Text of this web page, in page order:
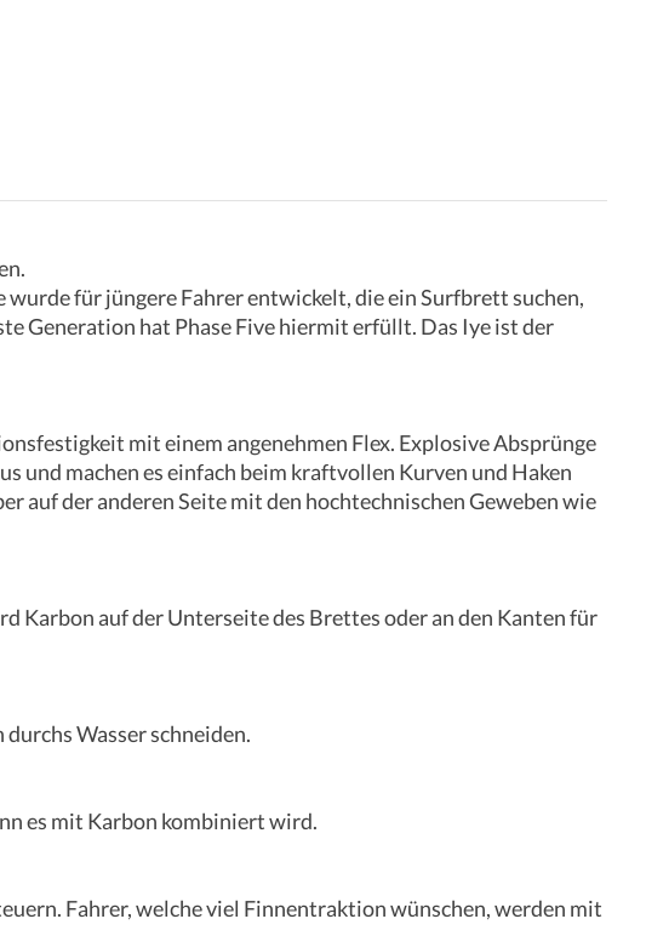
wurde für jüngere Fahrer entwickelt, die ein Surfbrett suchen,
Generation hat Phase Five hiermit erfüllt. Das Iye ist der
mit einem angenehmen Flex. Explosive Absprünge
und machen es einfach beim kraftvollen Kurven und Haken
auf der anderen Seite mit den hochtechnischen Geweben wie
Karbon auf der Unterseite des Brettes oder an den Kanten für
Wasser schneiden.
es mit Karbon kombiniert wird.
Fahrer, welche viel Finnentraktion wünschen, werden mit